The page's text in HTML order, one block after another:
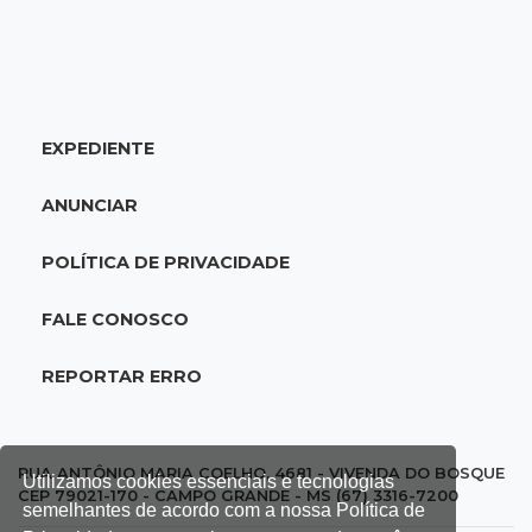
Utilizamos cookies essenciais e tecnologias
semelhantes de acordo com a nossa Política de
16:54Eleições 2026
desafia projeto que Reinaldo põe à prova
16:52Eleições 2026
Reinaldo e a engenharia de um projeto para
Aimoré esperam fim do poeirão e lamaçal
EXPEDIENTE
ANUNCIAR
POLÍTICA DE PRIVACIDADE
FALE CONOSCO
REPORTAR ERRO
RUA ANTÔNIO MARIA COELHO, 4681 - VIVENDA DO BOSQUE
CEP 79021-170 - CAMPO GRANDE - MS (67) 3316-7200